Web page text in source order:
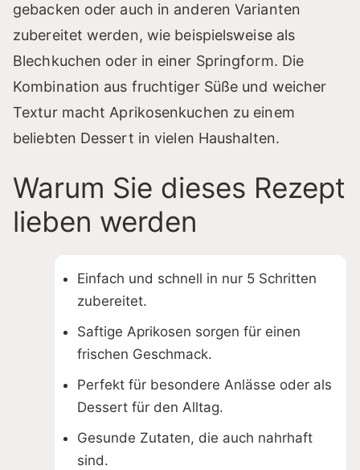
gebacken oder auch in anderen Varianten
zubereitet werden, wie beispielsweise als
Blechkuchen oder in einer Springform. Die
Kombination aus fruchtiger Süße und weicher
Textur macht Aprikosenkuchen zu einem
beliebten Dessert in vielen Haushalten.
Warum Sie dieses Rezept
lieben werden
Einfach und schnell in nur 5 Schritten
zubereitet.
Saftige Aprikosen sorgen für einen
frischen Geschmack.
Perfekt für besondere Anlässe oder als
Dessert für den Alltag.
Gesunde Zutaten, die auch nahrhaft
sind.